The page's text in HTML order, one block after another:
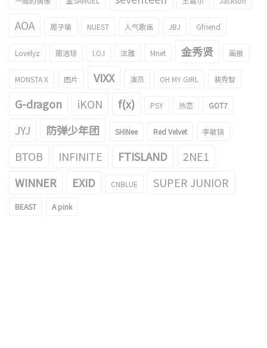
AOA 周子瑜 NUEST 人气歌谣 JBJ Gfriend
Lovelyz 周洁琼 I.O.I 泫雅 Mnet 金秀贤 画报
MONSTA X 图片 VIXX 演员 OH MY GIRL 裴秀智
G-dragon iKON f(x) PSY 热恋 GOT7
JYJ 防弹少年团 SHINee Red Velvet 李敏镐
BTOB INFINITE FTISLAND
2NE1
WINNER
EXID CNBLUE SUPER JUNIOR
BEAST A pink